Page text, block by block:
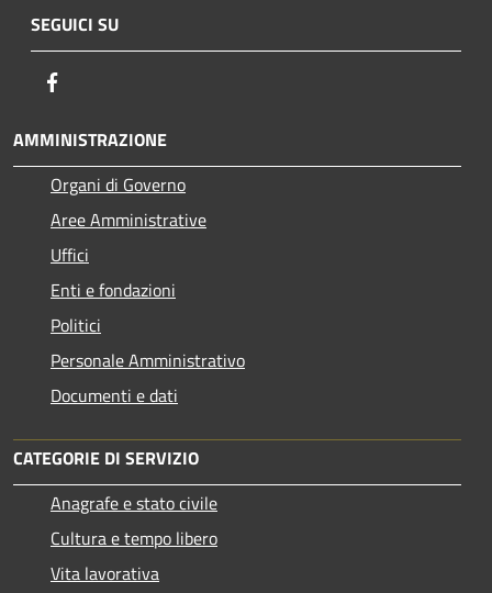
SEGUICI SU
AMMINISTRAZIONE
Organi di Governo
Aree Amministrative
Uffici
Enti e fondazioni
Politici
Personale Amministrativo
Documenti e dati
CATEGORIE DI SERVIZIO
Anagrafe e stato civile
Cultura e tempo libero
Vita lavorativa